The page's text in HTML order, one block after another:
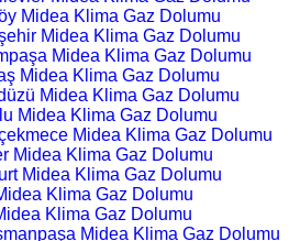
Midea Klima Gaz Dolumu
Midea Klima Gaz Dolumu
Midea Klima Gaz Dolumu
Midea Klima Gaz Dolumu
Midea Klima Gaz Dolumu
Midea Klima Gaz Dolumu
Midea Klima Gaz Dolumu
Midea Klima Gaz Dolumu
Midea Klima Gaz Dolumu
Klima Gaz Dolumu
Klima Gaz Dolumu
Midea Klima Gaz Dolumu